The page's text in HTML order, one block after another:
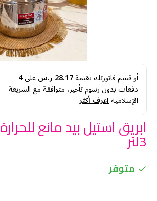
أو قسم فاتورتك بقيمة28.17 ر.س على4
دفعات بدون رسوم تأخير، متوافقة مع الشريعة
الإسلاميةاعرف أكثر
ابريق استيل بيد مانع للحرارة
3لتر
متوفر